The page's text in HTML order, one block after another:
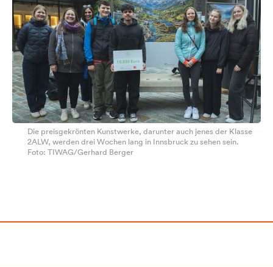
Die preisgekrönten Kunstwerke, darunter auch jenes der Klasse
2ALW, werden drei Wochen lang in Innsbruck zu sehen sein.
Foto: TIWAG/Gerhard Berger